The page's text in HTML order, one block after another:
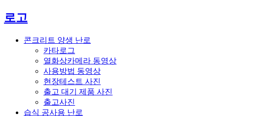
로고
콘크리트 양생 난로
카타로그
열화상카메라 동영상
사용방법 동영상
현장테스트 사진
출고 대기 제품 사진
출고사진
습식 공사용 난로